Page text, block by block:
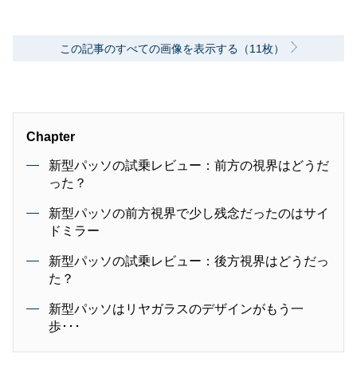
この記事のすべての画像を表示する（11枚）
Chapter
新型パッソの試乗レビュー：前方の視界はどうだ
った？
新型パッソの前方視界で少し残念だったのはサイ
ドミラー
新型パッソの試乗レビュー：後方視界はどうだっ
た？
新型パッソはリヤガラスのデザインがもう一
歩･･･